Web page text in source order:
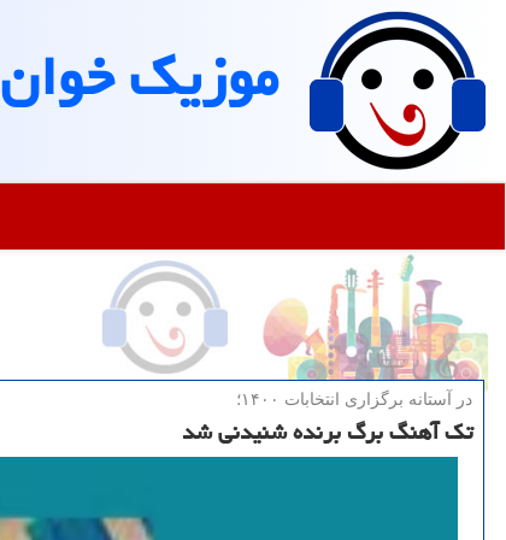
موزیك خوان
در آستانه برگزاری انتخابات ۱۴۰۰؛
تك آهنگ برگ برنده شنیدنی شد